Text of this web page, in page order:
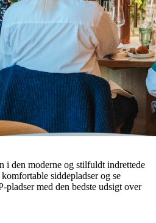
i den moderne og stilfuldt indrettede
siddepladser og se
med den bedste udsigt over